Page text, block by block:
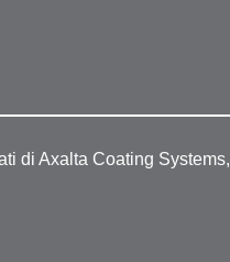
di Axalta Coating Systems,